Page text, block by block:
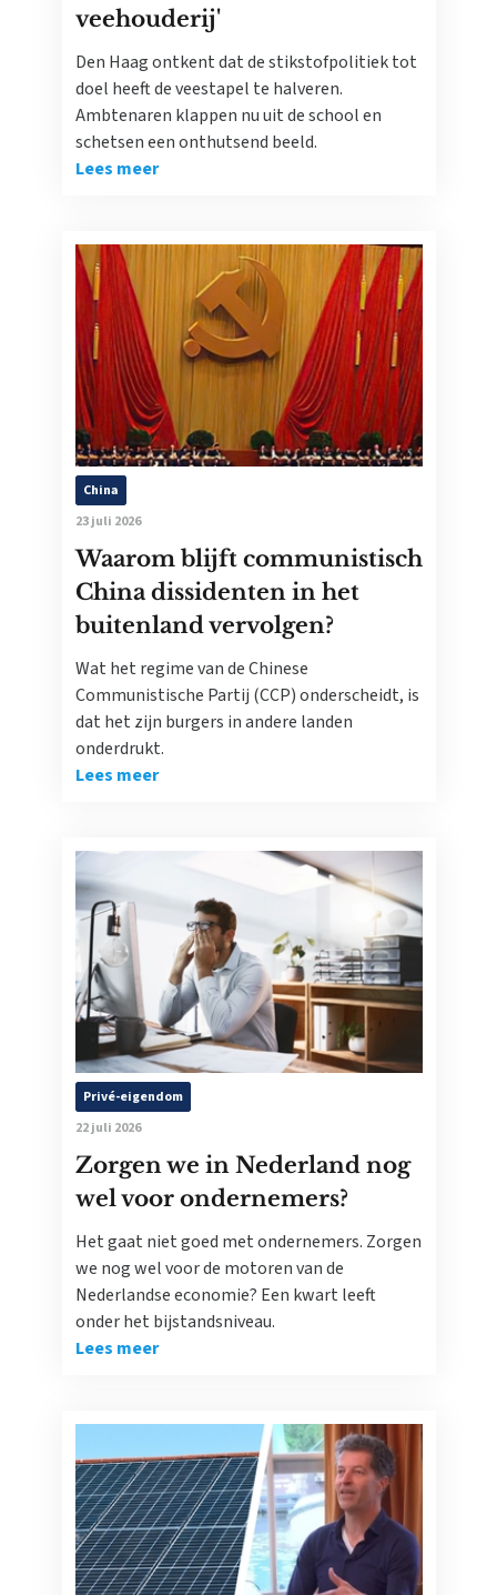
veehouderij'
Den Haag ontkent dat de stikstofpolitiek tot
doel heeft de veestapel te halveren.
Ambtenaren klappen nu uit de school en
schetsen een onthutsend beeld.
Lees meer
China
23 juli 2026
Waarom blijft communistisch
China dissidenten in het
buitenland vervolgen?
Wat het regime van de Chinese
Communistische Partij (CCP) onderscheidt, is
dat het zijn burgers in andere landen
onderdrukt.
Lees meer
Privé-eigendom
22 juli 2026
Zorgen we in Nederland nog
wel voor ondernemers?
Het gaat niet goed met ondernemers. Zorgen
we nog wel voor de motoren van de
Nederlandse economie? Een kwart leeft
onder het bijstandsniveau.
Lees meer